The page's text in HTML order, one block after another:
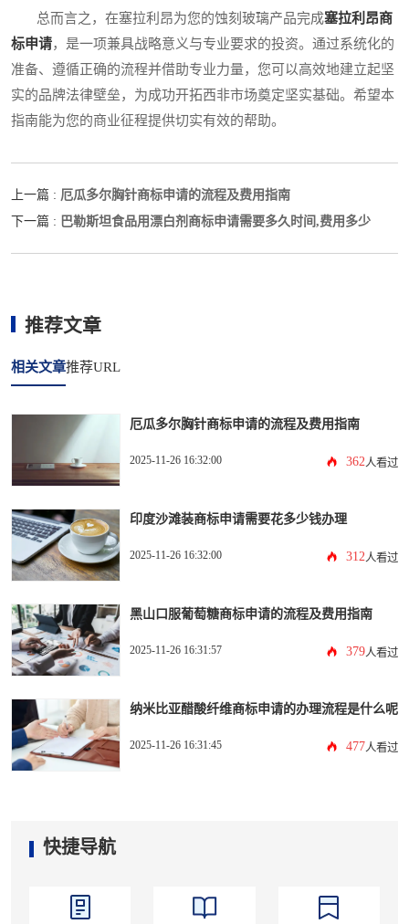
总而言之，在塞拉利昂为您的蚀刻玻璃产品完成塞拉利昂商
标申请，是一项兼具战略意义与专业要求的投资。通过系统化的
准备、遵循正确的流程并借助专业力量，您可以高效地建立起坚
实的品牌法律壁垒，为成功开拓西非市场奠定坚实基础。希望本
指南能为您的商业征程提供切实有效的帮助。
上一篇 : 厄瓜多尔胸针商标申请的流程及费用指南
下一篇 : 巴勒斯坦食品用漂白剂商标申请需要多久时间,费用多少
推荐文章
相关文章推荐URL
厄瓜多尔胸针商标申请的流程及费用指南
2025-11-26 16:32:00 362 人看过
印度沙滩装商标申请需要花多少钱办理
2025-11-26 16:32:00 312 人看过
黑山口服葡萄糖商标申请的流程及费用指南
2025-11-26 16:31:57 379人看过
纳米比亚醋酸纤维商标申请的办理流程是什么呢
2025-11-26 16:31:45 477人看过
快捷导航